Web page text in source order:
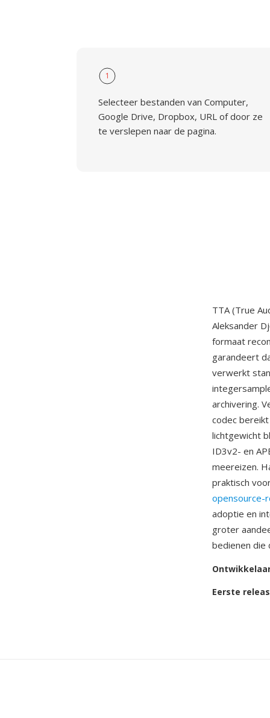
1
Selecteer bestanden van Computer,
Google Drive, Dropbox, URL of door ze
te verslepen naar de pagina.
TTA (True
Aleksander
formaat
garandeert
verwerkt
archivering.
codec
lichtgewicht
ID3v2- en
meereizen.
praktisch
opensource-
adoptie en
groter
bedienen die
Eerste